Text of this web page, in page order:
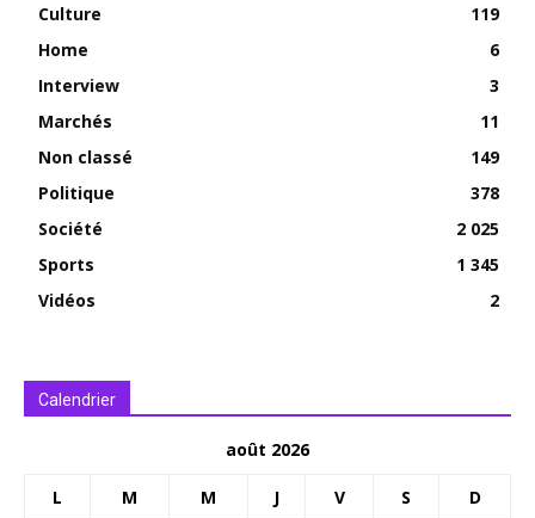
Culture
119
Home
6
Interview
3
Marchés
11
Non classé
149
Politique
378
Société
2 025
Sports
1 345
Vidéos
2
Calendrier
août 2026
L M M J V S D